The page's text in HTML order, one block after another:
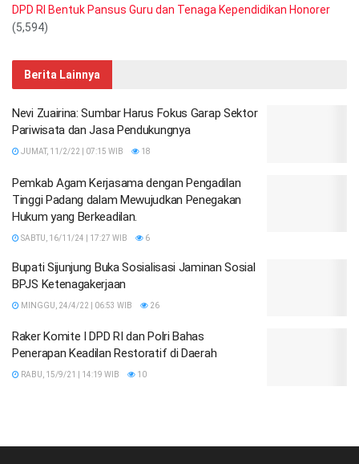
DPD RI Bentuk Pansus Guru dan Tenaga Kependidikan Honorer
(5,594)
Berita Lainnya
Nevi Zuairina: Sumbar Harus Fokus Garap Sektor
Pariwisata dan Jasa Pendukungnya
JUMAT, 11/2/22 | 07:15 WIB 18
Pemkab Agam Kerjasama dengan Pengadilan
Tinggi Padang dalam Mewujudkan Penegakan
Hukum yang Berkeadilan.
SABTU, 16/11/24 | 17:27 WIB 6
Bupati Sijunjung Buka Sosialisasi Jaminan Sosial
BPJS Ketenagakerjaan
MINGGU, 24/4/22 | 06:53 WIB 26
Raker Komite I DPD RI dan Polri Bahas
Penerapan Keadilan Restoratif di Daerah
RABU, 15/9/21 | 14:19 WIB 10